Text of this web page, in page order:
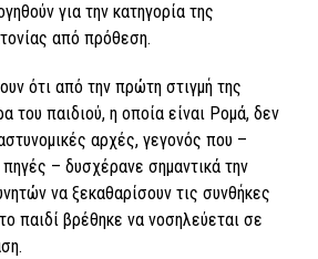
για την κατηγορία της
από πρόθεση.
ότι από την πρώτη στιγμή της
του παιδιού, η οποία είναι Ρομά, δεν
αρχές, γεγονός που –
– δυσχέρανε σημαντικά την
να ξεκαθαρίσουν τις συνθήκες
παιδί βρέθηκε να νοσηλεύεται σε